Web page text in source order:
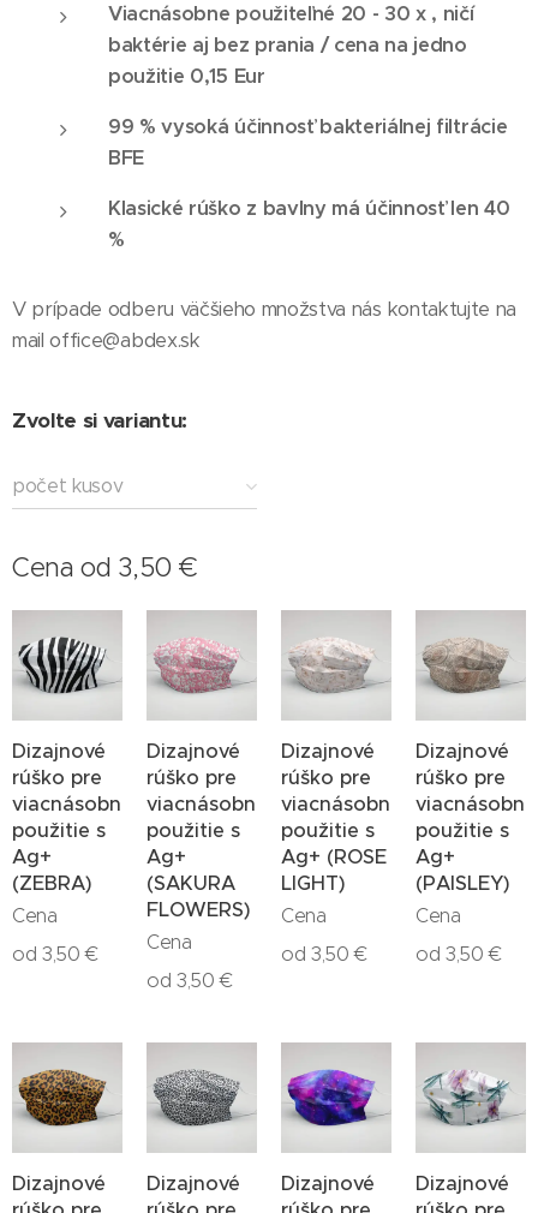
Viacnásobne použiteľné 20 - 30 x , ničí
baktérie aj bez prania / cena na jedno
použitie 0,15 Eur
99 % vysoká účinnosť bakteriálnej filtrácie
BFE
Klasické rúško z bavlny má účinnosť len 40
%
V prípade odberu väčšieho množstva nás kontaktujte na
mail office@abdex.sk
Zvolte si variantu:
počet kusov
Cena od 3,50 €
Dizajnové
rúško pre
viacnásobné
použitie s
Ag+
(ZEBRA)
Cena
od3,50 €
Dizajnové
rúško pre
viacnásobné
použitie s
Ag+
(SAKURA
FLOWERS)
Cena
od3,50 €
Dizajnové
rúško pre
viacnásobné
použitie s
Ag+ (ROSE
LIGHT)
Cena
od3,50 €
Dizajnové
rúško pre
viacnásobné
použitie s
Ag+
(PAISLEY)
Cena
od3,50 €
Dizajnové
Dizajnové
Dizajnové
Dizajnové